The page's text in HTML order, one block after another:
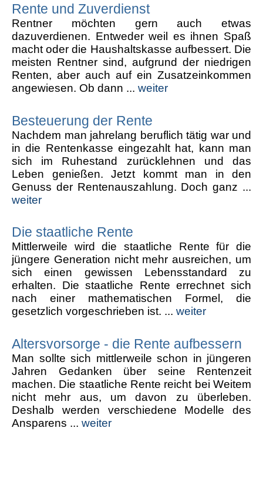
Rente und Zuverdienst
Rentner möchten gern auch etwas
dazuverdienen. Entweder weil es ihnen Spaß
macht oder die Haushaltskasse aufbessert. Die
meisten Rentner sind, aufgrund der niedrigen
Renten, aber auch auf ein Zusatzeinkommen
angewiesen. Ob dann ... weiter
Besteuerung der Rente
Nachdem man jahrelang beruflich tätig war und
in die Rentenkasse eingezahlt hat, kann man
sich im Ruhestand zurücklehnen und das
Leben genießen. Jetzt kommt man in den
Genuss der Rentenauszahlung. Doch ganz ...
weiter
Die staatliche Rente
Mittlerweile wird die staatliche Rente für die
jüngere Generation nicht mehr ausreichen, um
sich einen gewissen Lebensstandard zu
erhalten. Die staatliche Rente errechnet sich
nach einer mathematischen Formel, die
gesetzlich vorgeschrieben ist. ... weiter
Altersvorsorge - die Rente aufbessern
Man sollte sich mittlerweile schon in jüngeren
Jahren Gedanken über seine Rentenzeit
machen. Die staatliche Rente reicht bei Weitem
nicht mehr aus, um davon zu überleben.
Deshalb werden verschiedene Modelle des
Ansparens ... weiter